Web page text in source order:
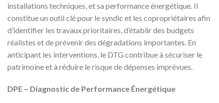
installations techniques, et sa performance énergétique. Il
constitue un outil clé pour le syndic et les copropriétaires afin
d’identifier les travaux prioritaires, d’établir des budgets
réalistes et de prévenir des dégradations importantes. En
anticipant les interventions, le DTG contribue à sécuriser le
patrimoine et à réduire le risque de dépenses imprévues.
DPE – Diagnostic de Performance Énergétique